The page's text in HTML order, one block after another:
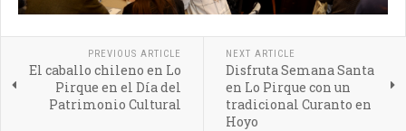
PREVIOUS ARTICLE
El caballo chileno en Lo
Pirque en el Día del
Patrimonio Cultural
NEXT ARTICLE
Disfruta Semana Santa
en Lo Pirque con un
tradicional Curanto en
Hoyo